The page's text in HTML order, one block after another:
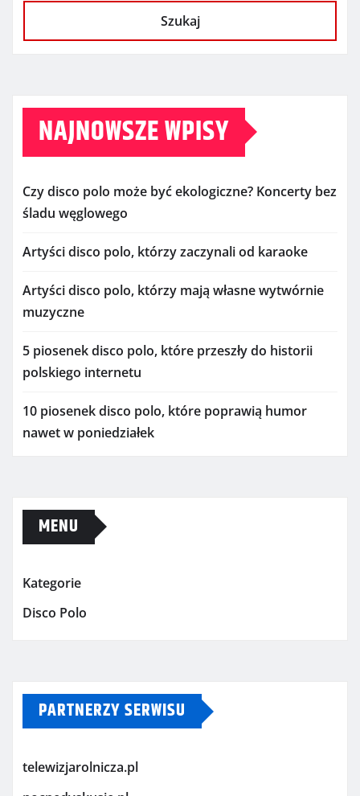
Szukaj
NAJNOWSZE WPISY
Czy disco polo może być ekologiczne? Koncerty bez
śladu węglowego
Artyści disco polo, którzy zaczynali od karaoke
Artyści disco polo, którzy mają własne wytwórnie
muzyczne
5 piosenek disco polo, które przeszły do historii
polskiego internetu
10 piosenek disco polo, które poprawią humor
nawet w poniedziałek
MENU
Kategorie
Disco Polo
PARTNERZY SERWISU
telewizjarolnicza.pl